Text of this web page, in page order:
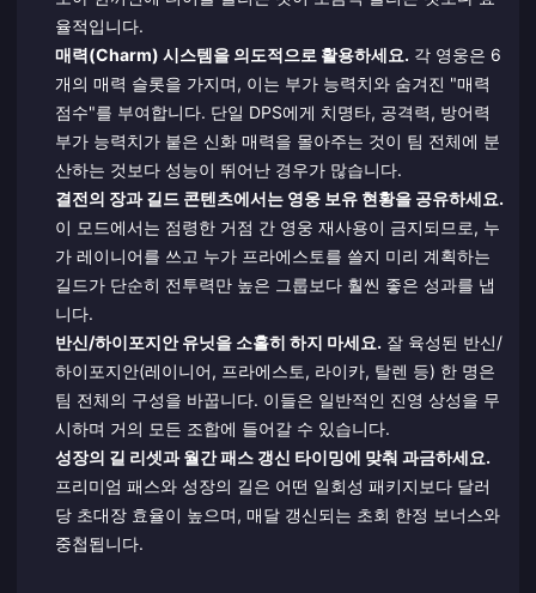
율적입니다.
매력(Charm) 시스템을 의도적으로 활용하세요. 각 영웅은 6
개의 매력 슬롯을 가지며, 이는 부가 능력치와 숨겨진 "매력
점수"를 부여합니다. 단일 DPS에게 치명타, 공격력, 방어력
부가 능력치가 붙은 신화 매력을 몰아주는 것이 팀 전체에 분
산하는 것보다 성능이 뛰어난 경우가 많습니다.
결전의 장과 길드 콘텐츠에서는 영웅 보유 현황을 공유하세요.
이 모드에서는 점령한 거점 간 영웅 재사용이 금지되므로, 누
가 레이니어를 쓰고 누가 프라에스토를 쓸지 미리 계획하는
길드가 단순히 전투력만 높은 그룹보다 훨씬 좋은 성과를 냅
니다.
반신/하이포지안 유닛을 소홀히 하지 마세요. 잘 육성된 반신/
하이포지안(레이니어, 프라에스토, 라이카, 탈렌 등) 한 명은
팀 전체의 구성을 바꿉니다. 이들은 일반적인 진영 상성을 무
시하며 거의 모든 조합에 들어갈 수 있습니다.
성장의 길 리셋과 월간 패스 갱신 타이밍에 맞춰 과금하세요.
프리미엄 패스와 성장의 길은 어떤 일회성 패키지보다 달러
당 초대장 효율이 높으며, 매달 갱신되는 초회 한정 보너스와
중첩됩니다.